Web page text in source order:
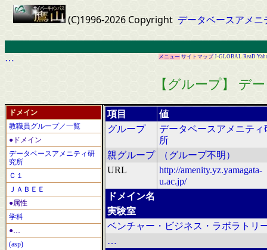
(C)1996-2026 Copyright データベースアメニ
… メニュー サイトマップ J-GLOBAL ReaD
【グループ】 デ
ドメイン
教職員グループ／一覧
●ドメイン
データベースアメニティ研
究所
Ｃ１
ＪＡＢＥＥ
●属性
学科
●…
(asp)
項目
値
グループ
データベースアメニティ
所
親グループ
（グループ不明）
URL
http://amenity.yz.yamagata-
u.ac.jp/
ドメイン名
実験室
ベンチャー・ビジネス・ラボラトリ
…